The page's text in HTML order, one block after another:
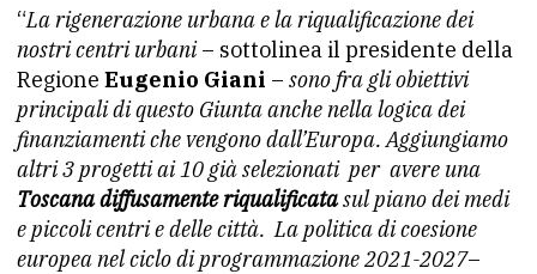
“La rigenerazione urbana e la riqualificazione dei
nostri centri urbani– sottolinea il presidente della
Regione Eugenio Giani – sono fra gli obiettivi
principali di questo Giunta anche nella logica dei
finanziamenti che vengono dall’Europa. Aggiungiamo
altri 3 progetti ai 10 già selezionati per avere una
Toscana diffusamente riqualificatasul piano dei medi
e piccoli centri e delle città. La politica di coesione
europea nel ciclo di programmazione 2021-2027–